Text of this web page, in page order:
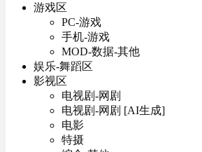
游戏区
PC-游戏
手机-游戏
MOD-数据-其他
娱乐-舞蹈区
影视区
电视剧-网剧
电视剧-网剧 [AI生成]
电影
特摄